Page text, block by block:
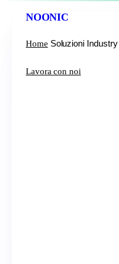
NOONIC
Home Soluzioni Industry
Lavora con noi